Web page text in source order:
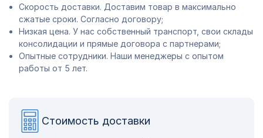
Скорость доставки. Доставим товар в максимально
сжатые сроки. Согласно договору;
Низкая цена. У нас собственный транспорт, свои склады
консолидации и прямые договора с партнерами;
Опытные сотрудники. Наши менеджеры с опытом
работы от 5 лет.
Стоимость доставки